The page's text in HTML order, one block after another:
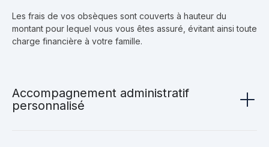
Les frais de vos obsèques sont couverts à hauteur du
montant pour lequel vous vous êtes assuré, évitant ainsi toute
charge financière à votre famille.
Accompagnement administratif
personnalisé